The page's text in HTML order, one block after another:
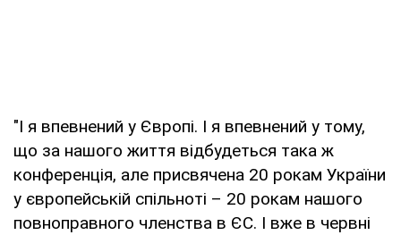
"І я впевнений у Європі. І я впевнений у тому,
що за нашого життя відбудеться така ж
конференція, але присвячена 20 рокам України
у європейській спільноті – 20 рокам нашого
повноправного членства в ЄС. І вже в червні